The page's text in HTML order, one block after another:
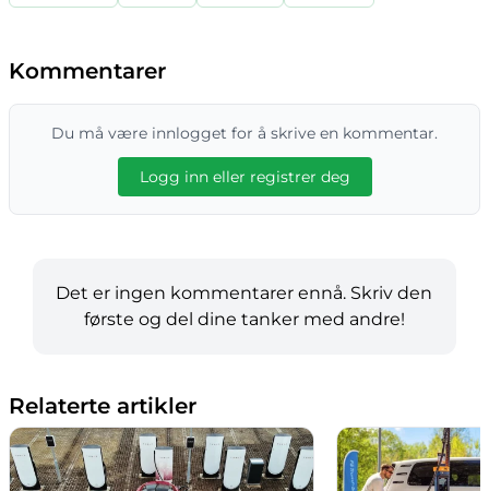
Kommentarer
Du må være innlogget for å skrive en kommentar.
Logg inn eller registrer deg
Det er ingen kommentarer ennå. Skriv den
første og del dine tanker med andre!
Relaterte artikler